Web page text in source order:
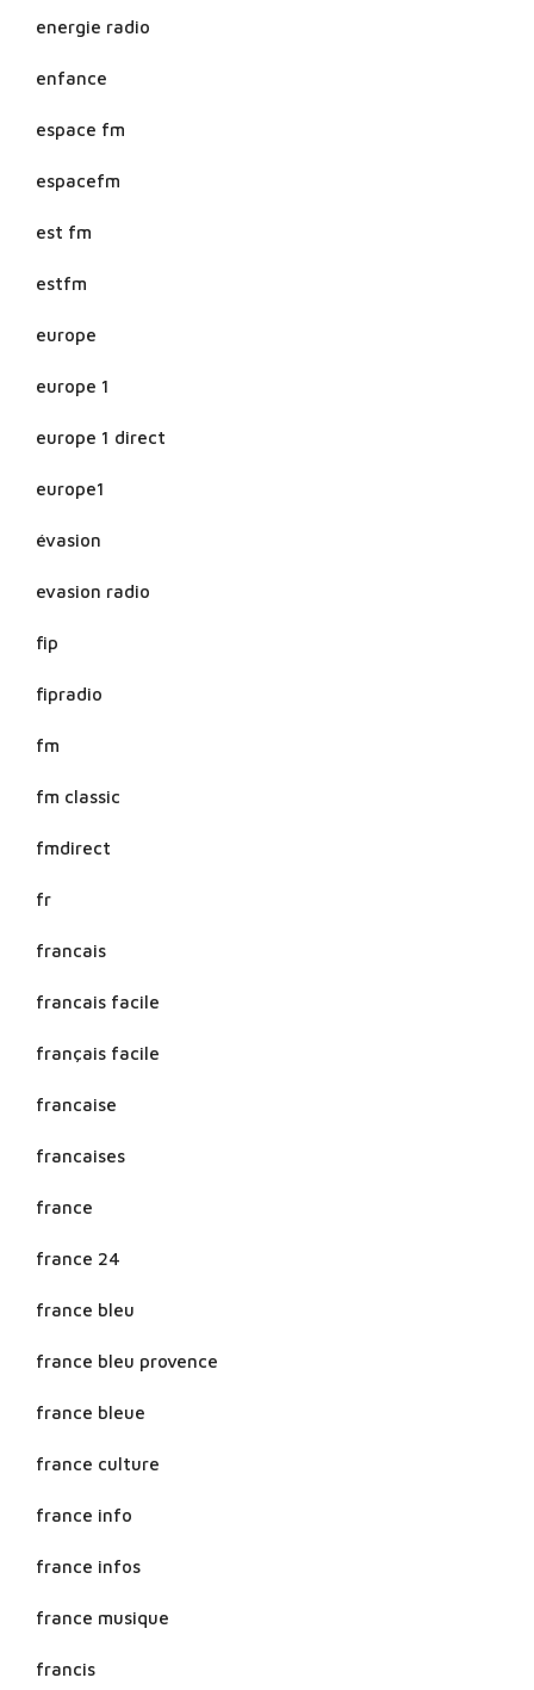
energie radio
enfance
espace fm
espacefm
est fm
estfm
europe
europe 1
europe 1 direct
europe1
évasion
evasion radio
fip
fipradio
fm
fm classic
fmdirect
fr
francais
francais facile
français facile
francaise
francaises
france
france 24
france bleu
france bleu provence
france bleue
france culture
france info
france infos
france musique
francis